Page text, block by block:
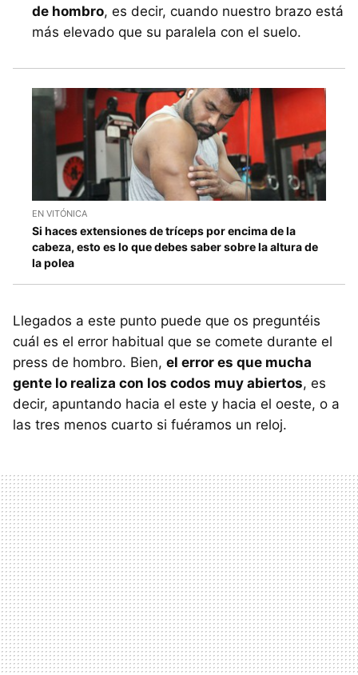
de hombro, es decir, cuando nuestro brazo está
más elevado que su paralela con el suelo.
EN VITÓNICA
Si haces extensiones de tríceps por encima de la
cabeza, esto es lo que debes saber sobre la altura de
la polea
Llegados a este punto puede que os preguntéis
cuál es el error habitual que se comete durante el
press de hombro. Bien, el error es que mucha
gente lo realiza con los codos muy abiertos, es
decir, apuntando hacia el este y hacia el oeste, o a
las tres menos cuarto si fuéramos un reloj.